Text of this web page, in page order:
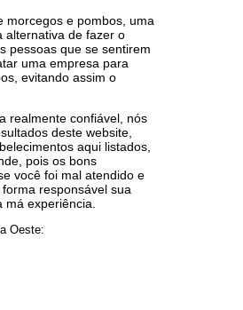
morcegos e pombos, uma
alternativa de fazer o
pessoas que se sentirem
uma empresa para
evitando assim o
realmente confiável, nós
deste website,
aqui listados,
pois os bons
você foi mal atendido e
responsável sua
experiência.
Oeste: